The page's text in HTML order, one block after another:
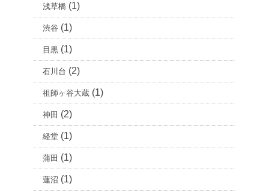
浅草橋 (1)
渋谷 (1)
目黒 (1)
石川台 (2)
祖師ヶ谷大蔵 (1)
神田 (2)
経堂 (1)
蒲田 (1)
蓮沼 (1)